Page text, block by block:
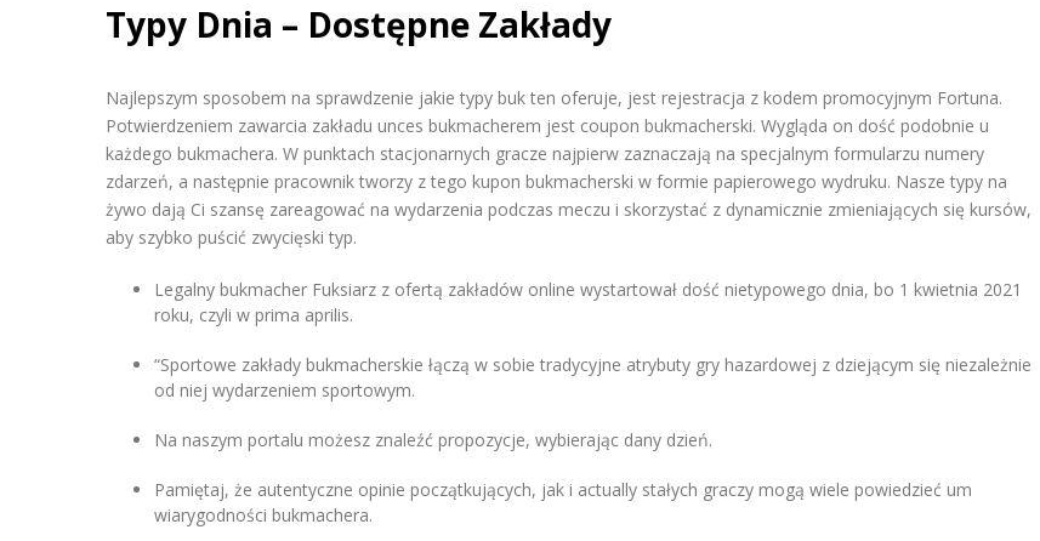
Typy Dnia – Dostępne Zakłady
Najlepszym sposobem na sprawdzenie jakie typy buk ten oferuje, jest rejestracja z kodem promocyjnym Fortuna.
Potwierdzeniem zawarcia zakładu unces bukmacherem jest coupon bukmacherski. Wygląda on dość podobnie u
każdego bukmachera. W punktach stacjonarnych gracze najpierw zaznaczają na specjalnym formularzu numery
zdarzeń, a następnie pracownik tworzy z tego kupon bukmacherski w formie papierowego wydruku. Nasze typy na
żywo dają Ci szansę zareagować na wydarzenia podczas meczu i skorzystać z dynamicznie zmieniających się kursów,
aby szybko puścić zwycięski typ.
Legalny bukmacher Fuksiarz z ofertą zakładów online wystartował dość nietypowego dnia, bo 1 kwietnia 2021
roku, czyli w prima aprilis.
“Sportowe zakłady bukmacherskie łączą w sobie tradycyjne atrybuty gry hazardowej z dziejącym się niezależnie
od niej wydarzeniem sportowym.
Na naszym portalu możesz znaleźć propozycje, wybierając dany dzień.
Pamiętaj, że autentyczne opinie początkujących, jak i actually stałych graczy mogą wiele powiedzieć um
wiarygodności bukmachera.